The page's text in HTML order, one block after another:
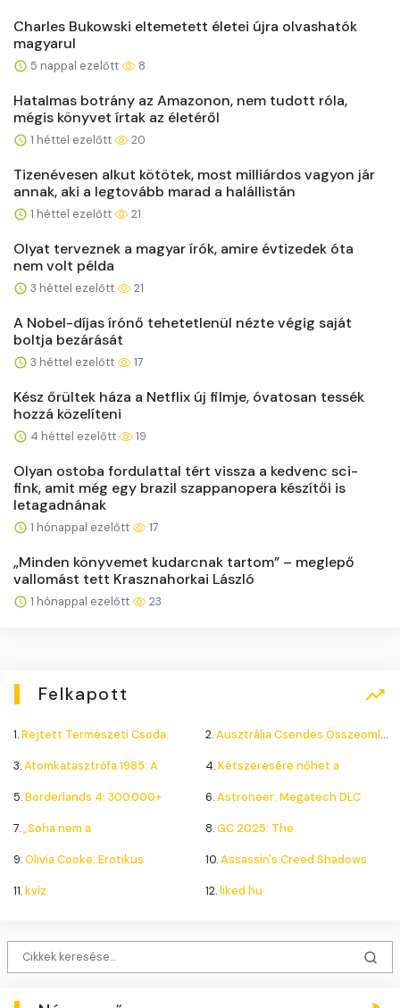
Charles Bukowski eltemetett életei újra olvashatók
magyarul
5 nappal ezelőtt 8
Hatalmas botrány az Amazonon, nem tudott róla,
mégis könyvet írtak az életéről
1 héttel ezelőtt 20
Tizenévesen alkut kötötek, most milliárdos vagyon jár
annak, aki a legtovább marad a halállistán
1 héttel ezelőtt 21
Olyat terveznek a magyar írók, amire évtizedek óta
nem volt példa
3 héttel ezelőtt 21
A Nobel-díjas írónő tehetetlenül nézte végig saját
boltja bezárását
3 héttel ezelőtt 17
Kész őrültek háza a Netflix új filmje, óvatosan tessék
hozzá közelíteni
4 héttel ezelőtt 19
Olyan ostoba fordulattal tért vissza a kedvenc sci-
fink, amit még egy brazil szappanopera készítői is
letagadnának
1 hónappal ezelőtt 17
„Minden könyvemet kudarcnak tartom” – meglepő
vallomást tett Krasznahorkai László
1 hónappal ezelőtt 23
Felkapott
1.Rejtett Természeti Csoda 2.Ausztrália Csendes Összeomlása
3.Atomkatasztrófa 1985: A 4.Kétszeresére nőhet a
5.Borderlands 4: 300.000+ 6.Astroneer: Megatech DLC
7.„Soha nem a 8.GC 2025: The
9.Olivia Cooke: Erotikus 10.Assassin's Creed Shadows
11.kvíz 12.liked.hu